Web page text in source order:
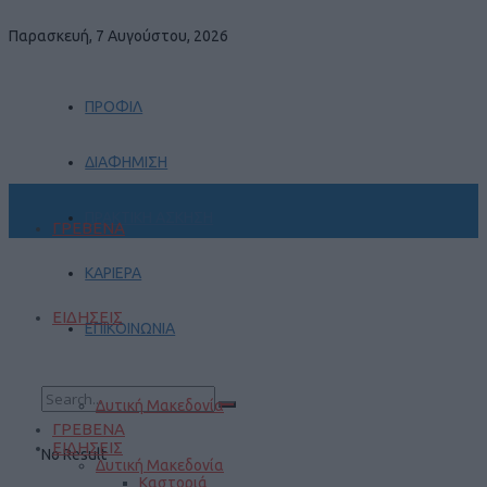
Παρασκευή, 7 Αυγούστου, 2026
ΠΡΟΦΙΛ
ΔΙΑΦΗΜΙΣΗ
ΚΑΡΙΕΡΑ
ΕΠΙΚΟΙΝΩΝΙΑ
No Result
ΓΡΕΒΕΝΑ
ΕΙΔΗΣΕΙΣ
Δυτική Μακεδονία
ΓΡΕΒΕΝΑ
ΕΙΔΗΣΕΙΣ
Δυτική Μακεδονία
Καστοριά